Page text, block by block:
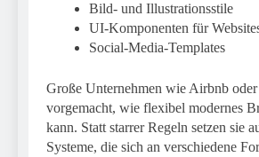
Bild- und Illustrationsstile
UI-Komponenten für
Social-Media-Templates
Große Unternehmen wie Airbnb
vorgemacht, wie flexibel modernes
kann. Statt starrer Regeln setzen sie
Systeme, die sich an verschiedene